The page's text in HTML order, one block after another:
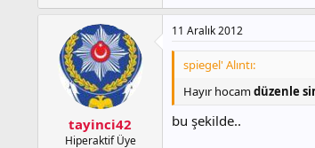
tayinci42
Hiperaktif Üye
11 Aralık 2012
spiegel' Alıntı:
Hayır hocamdüzenle
bu şekilde..